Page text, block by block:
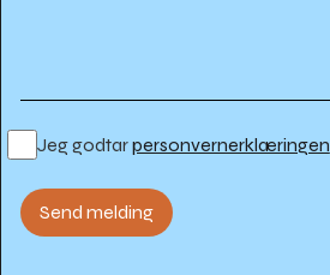
Jeg godtarpersonvernerklæringen